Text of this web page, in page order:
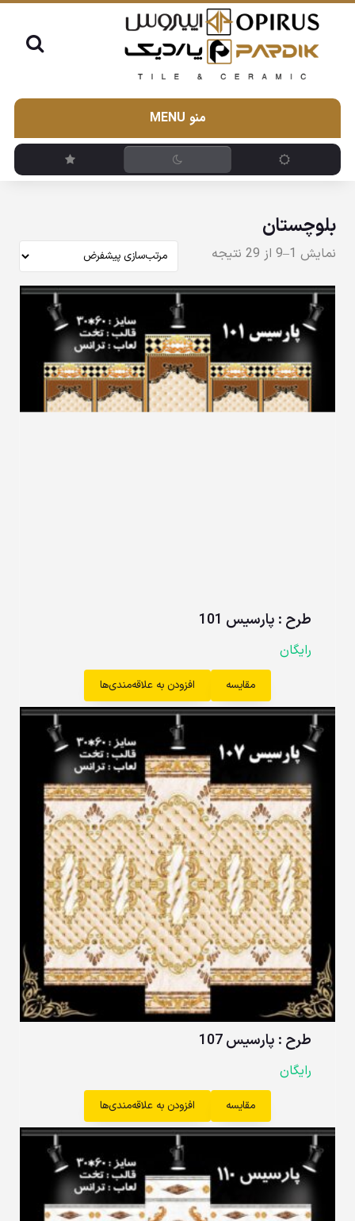
منو MENU
بلوچستان
نمایش 1–9 از 29 نتیجه
طرح : پارسیس 101
رایگان
مقایسه افزودن به علاقه‌مندی‌ها
طرح : پارسیس 107
رایگان
مقایسه افزودن به علاقه‌مندی‌ها